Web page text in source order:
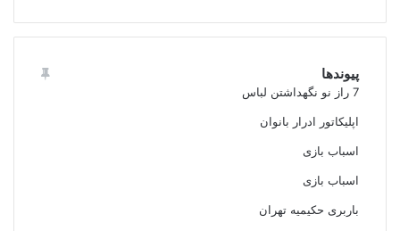
پیوندها
7 راز نو نگهداشتن لباس
اپلیکاتور ادرار بانوان
اسباب بازی
اسباب بازی
باربری حکیمیه تهران